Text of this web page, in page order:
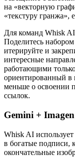
на «векторную
«текстуру гранжа»,
Для команд Whisk AI
Поделитесь
итерируйте и
интересные
работающими
ориентированный в
меньше о освоении
ссылок.
Gemini +
Whisk AI
в богатые подписи,
окончательные